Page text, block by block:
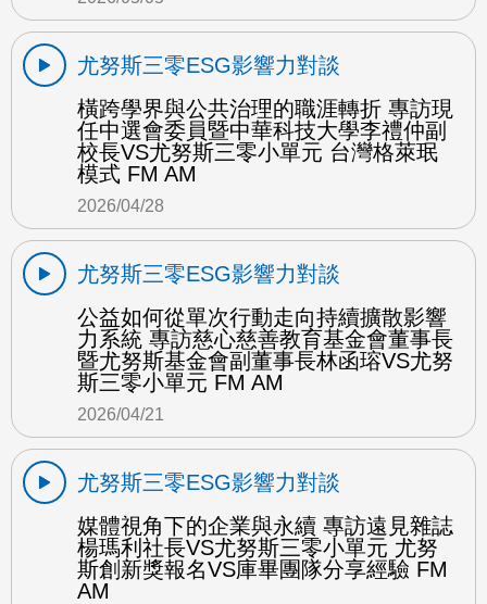
尤努斯三零ESG影響力對談
橫跨學界與公共治理的職涯轉折 專訪現
任中選會委員暨中華科技大學李禮仲副
校長VS尤努斯三零小單元 台灣格萊珉
模式 FM AM
2026/04/28
尤努斯三零ESG影響力對談
公益如何從單次行動走向持續擴散影響
力系統 專訪慈心慈善教育基金會董事長
暨尤努斯基金會副董事長林函瑢VS尤努
斯三零小單元 FM AM
2026/04/21
尤努斯三零ESG影響力對談
媒體視角下的企業與永續 專訪遠見雜誌
楊瑪利社長VS尤努斯三零小單元 尤努
斯創新獎報名VS庫畢團隊分享經驗 FM
AM